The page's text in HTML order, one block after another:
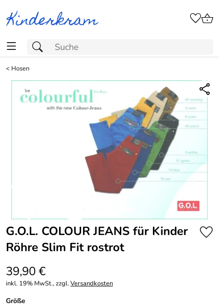
< Hosen
G.O.L. COLOUR JEANS für Kinder
Röhre Slim Fit rostrot
39,90 €
inkl. 19% MwSt., zzgl.Versandkosten
Größe